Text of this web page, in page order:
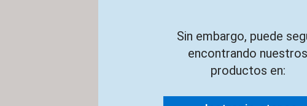
Sin embargo, puede
encontrando nuestros
productos en: